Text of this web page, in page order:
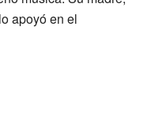
apoyó en el